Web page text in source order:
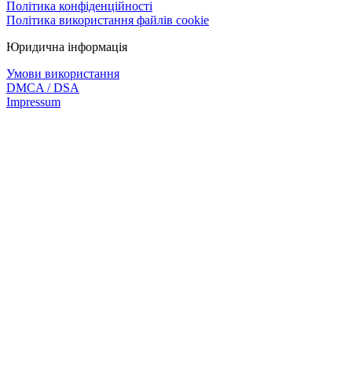
Політика конфіденційності
Політика використання файлів cookie
Юридична інформація
Умови використання
DMCA / DSA
Impressum